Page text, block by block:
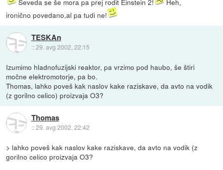
ironično povedano,al pa tudi ne!
TESKAn
::29. avg 2002, 22:15
Izumimo hladnofuzijski reaktor, pa vrzimo pod haubo, še štiri
močne elektromotorje, pa bo.
Thomas, lahko poveš kak naslov kake raziskave, da avto na vodik
(z gorilno celico) proizvaja O3?
Thomas
::29. avg 2002, 22:42
> lahko poveš kak naslov kake raziskave, da avto na vodik (z
gorilno celico proizvaja O3?